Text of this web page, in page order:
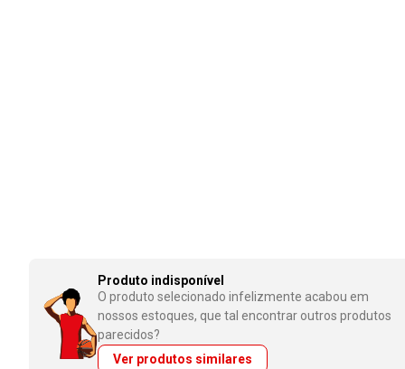
Produto indisponível
O produto selecionado infelizmente acabou em
nossos estoques, que tal encontrar outros produtos
parecidos?
Ver produtos similares